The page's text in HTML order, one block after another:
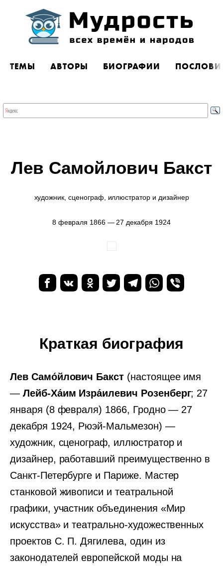
ТЕМЫ АВТОРЫ БИОГРАФИИ
Лев Самойлович Бакст
художник, сценограф, иллюстратор и дизайнер
8 февраля 1866 — 27 декабря 1924
Краткая биография
Лев Само́йлович Бакст (настоящее имя
— Лейб-Ха́им Изра́илевич Розенберг; 27
января (8 февраля) 1866, Гродно — 27
декабря 1924, Рюэй-Мальмезон) —
художник, сценограф, иллюстратор и
дизайнер, работавший преимущественно в
Санкт-Петербурге и Париже. Мастер
станковой живописи и театральной
графики, участник объединения «Мир
искусства» и театрально-художественных
проектов С. П. Дягилева, один из
законодателей европейской моды на